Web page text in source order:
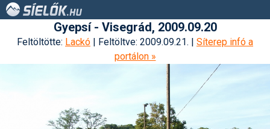
Gyepsí - Visegrád, 2009.09.20
Feltöltötte: Lackó | Feltöltve: 2009.09.21. | Síterep infó a
portálon »